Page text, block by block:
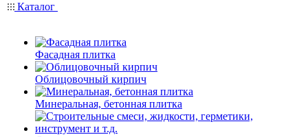
Каталог
Фасадная плитка
Облицовочный кирпич
Минеральная, бетонная плитка